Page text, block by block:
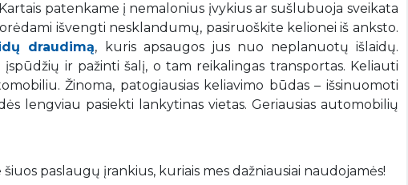
patenkame į nemalonius įvykius ar sušlubuoja sveikata
išvengti nesklandumų, pasiruoškite kelionei iš anksto.
draudimą, kuris apsaugos jus nuo neplanuotų išlaidų.
ir pažinti šalį, o tam reikalingas transportas. Keliauti
Žinoma, patogiausias keliavimo būdas – išsinuomoti
lengviau pasiekti lankytinas vietas. Geriausias automobilių
paslaugų įrankius, kuriais mes dažniausiai naudojamės!